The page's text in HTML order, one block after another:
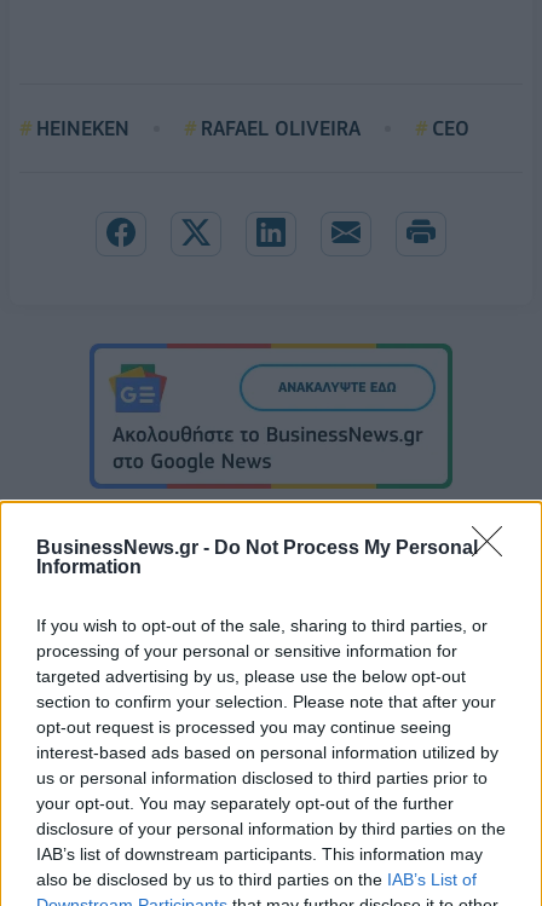
BusinessNews.gr - Do Not Process My Personal
Information
If you wish to opt-out of the sale, sharing to third parties, or
processing of your personal or sensitive information for
targeted advertising by us, please use the below opt-out
section to confirm your selection. Please note that after your
opt-out request is processed you may continue seeing
interest-based ads based on personal information utilized by
us or personal information disclosed to third parties prior to
your opt-out. You may separately opt-out of the further
disclosure of your personal information by third parties on the
IAB’s list of downstream participants. This information may
also be disclosed by us to third parties on the IAB’s List of
HEINEKEN RAFAEL OLIVEIRA CEO
Με Λιθουανία στον προημιτελικό του Ευρωπαϊκού Β' κατ. η Εθνική
Νεανίδων
Αλέξης Γιαννούλιας: Υποψήφιος
Δήμαρχος στο Σικάγο ο άλλοτε
παίκτης του Πανιώνιου
Evergood: Άγγιξε τα 300 εκατ. ο
τζίρος- Στα 10 εκατ. ευρώ το
τίμημα για το 60% του
Jackaroo